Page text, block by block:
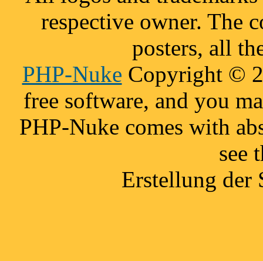
respective owner. The
posters, all
PHP-Nuke Copyright ©
free software, and you
PHP-Nuke comes with
see
Erstellung der